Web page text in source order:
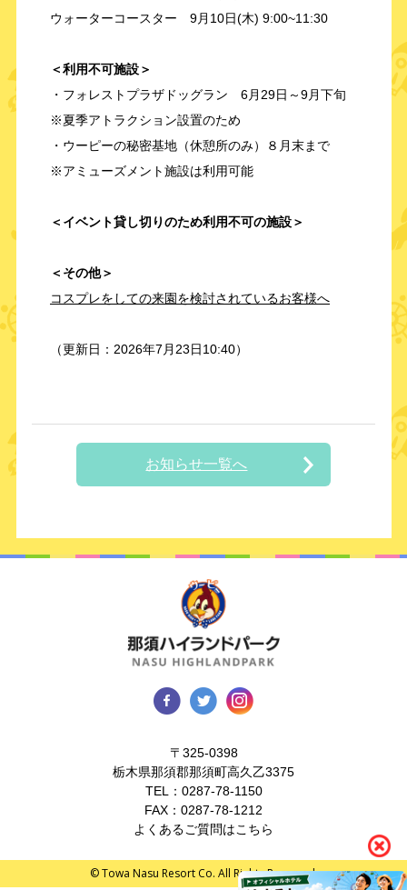
ウォーターコースター 9月10日(木) 9:00~11:30
＜利用不可施設＞
・フォレストプラザドッグラン 6月29日～9月下旬
※夏季アトラクション設置のため
・ウーピーの秘密基地（休憩所のみ）８月末まで
※アミューズメント施設は利用可能
＜イベント貸し切りのため利用不可の施設＞
＜その他＞
コスプレをしての来園を検討されているお客様へ
（更新日：2026年7月23日10:40）
お知らせ一覧へ
〒325-0398
栃木県那須郡那須町高久乙3375
TEL： 0287-78-1150
FAX：0287-78-1212
よくあるご質問はこちら
© Towa Nasu Resort Co. All Rights Reserved.